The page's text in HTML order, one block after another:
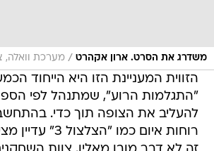
משדרג את הסרט. ארון אקהרט / מערכת וואלה,
הזווית המעניינת הזו היא הייחוד
"התגלמות הרוע", שמתנהל לפי
להעליב את הצופה תוך כדי.
רוחות איום כמו